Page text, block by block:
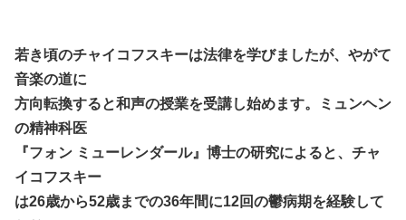
若き頃のチャイコフスキーは法律を学びましたが、やがて
音楽の道に
方向転換すると和声の授業を受講し始めます。ミュンヘン
の精神科医
『フォン ミューレンダール』博士の研究によると、チャ
イコフスキー
は26歳から52歳までの36年間に12回の鬱病期を経験して